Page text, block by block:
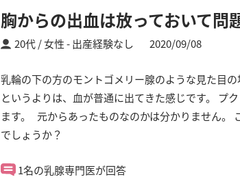
胸からの出血は放っておいて問
20代 / 女性 出産経験なし 2020/09/08
乳輪の下の方のモントゴメリー腺のような見た目
というよりは、血が普通に出てきた感じです。 プ
ます。 元からあったものなのかは分かりません。
でしょうか？
1名の乳腺専門医が回答